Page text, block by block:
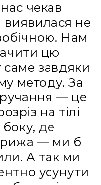
чекав
виявилася не
Нам
цю
завдяки
методу. За
— це
на тілі
де
— ми б
А так ми
усунути